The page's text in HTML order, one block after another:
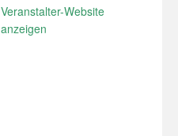
Veranstalter-Website
anzeigen